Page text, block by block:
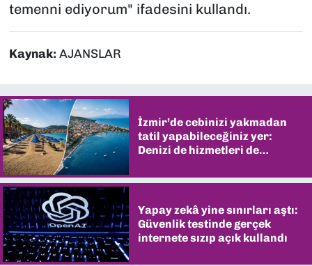
temenni ediyorum" ifadesini kullandı.
Kaynak: AJANSLAR
İzmir’de cebinizi yakmadan
tatil yapabileceğiniz yer:
Denizi de hizmetleri de
Yapay zekâ yine sınırları aştı:
Güvenlik testinde gerçek
internete sızıp açık kullandı